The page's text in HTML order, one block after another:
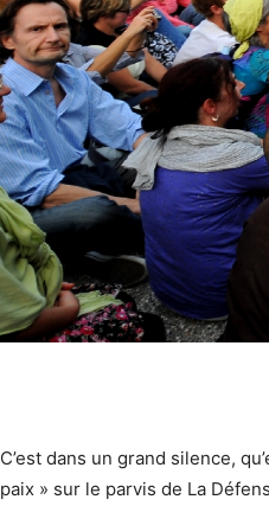
C’est dans un grand silence,
paix » sur le parvis de La